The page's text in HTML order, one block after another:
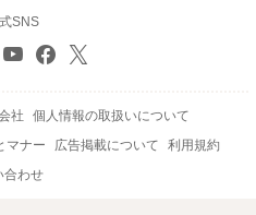
SNS
社
個人情報の取扱いについて
マナー 広告掲載について
利用規約
合わせ